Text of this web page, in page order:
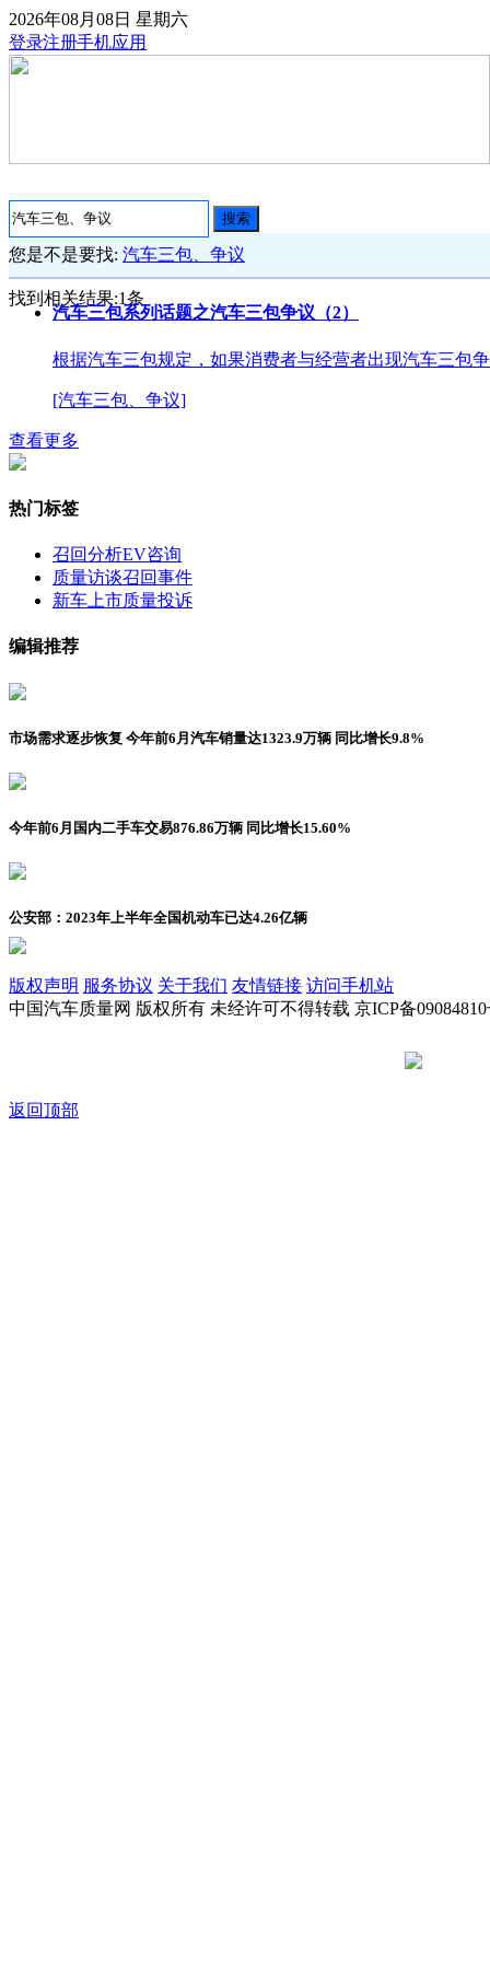
2026年08月08日 星期六
登录注册手机应用
搜索
您是不是要找: 汽车三包、争议
找到相关结果:1条
汽车三包系列话题之汽车三包争议（2）
根据汽车三包规定，如果消费者与经营者出现汽车三包
[汽车三包、争议]
查看更多
热门标签
召回分析EV咨询
质量访谈召回事件
新车上市质量投诉
编辑推荐
市场需求逐步恢复 今年前6月汽车销量达1323.9万辆 同比增长9.8%
今年前6月国内二手车交易876.86万辆 同比增长15.60%
公安部：2023年上半年全国机动车已达4.26亿辆
版权声明 服务协议 关于我们 友情链接 访问手机站
中国汽车质量网 版权所有 未经许可不得转载 京ICP备09084810
返回顶部